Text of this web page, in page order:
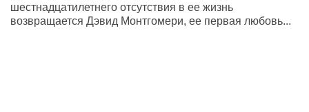
шестнадцатилетнего отсутствия в ее жизнь
возвращается Дэвид Монтгомери, ее первая любовь...